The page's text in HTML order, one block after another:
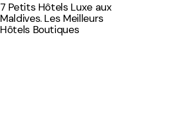
7 Petits Hôtels Luxe aux
Maldives. Les Meilleurs
Hôtels Boutiques